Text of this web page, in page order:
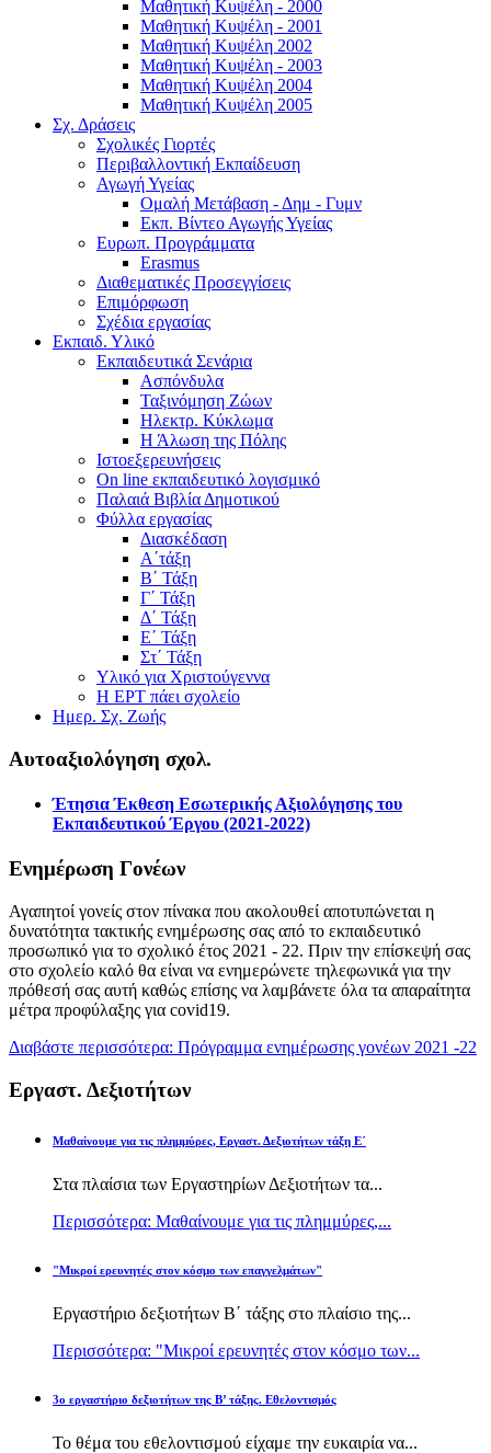
Μαθητική Κυψέλη - 2000
Μαθητική Κυψέλη - 2001
Μαθητική Κυψέλη 2002
Μαθητική Κυψέλη - 2003
Μαθητική Κυψέλη 2004
Μαθητική Κυψέλη 2005
Σχ. Δράσεις
Σχολικές Γιορτές
Περιβαλλοντική Εκπαίδευση
Αγωγή Υγείας
Ομαλή Μετάβαση - Δημ - Γυμν
Εκπ. Βίντεο Αγωγής Υγείας
Ευρωπ. Προγράμματα
Erasmus
Διαθεματικές Προσεγγίσεις
Επιμόρφωση
Σχέδια εργασίας
Εκπαιδ. Υλικό
Εκπαιδευτικά Σενάρια
Ασπόνδυλα
Ταξινόμηση Ζώων
Ηλεκτρ. Κύκλωμα
Η Άλωση της Πόλης
Ιστοεξερευνήσεις
On line εκπαιδευτικό λογισμικό
Παλαιά Βιβλία Δημοτικού
Φύλλα εργασίας
Διασκέδαση
Α΄τάξη
Β΄ Τάξη
Γ΄ Τάξη
Δ΄ Τάξη
Ε΄ Τάξη
Στ΄ Τάξη
Υλικό για Χριστούγεννα
Η ΕΡΤ πάει σχολείο
Ημερ. Σχ. Ζωής
Αυτοαξιολόγηση σχολ.
Έτησια Έκθεση Εσωτερικής Αξιολόγησης του
Εκπαιδευτικού Έργου (2021-2022)
Ενημέρωση Γονέων
Αγαπητοί γονείς στον πίνακα που ακολουθεί αποτυπώνεται η
δυνατότητα τακτικής ενημέρωσης σας από το εκπαιδευτικό
προσωπικό για το σχολικό έτος 2021 - 22. Πριν την επίσκεψή σας
στο σχολείο καλό θα είναι να ενημερώνετε τηλεφωνικά για την
πρόθεσή σας αυτή καθώς επίσης να λαμβάνετε όλα τα απαραίτητα
μέτρα προφύλαξης για covid19.
Διαβάστε περισσότερα: Πρόγραμμα ενημέρωσης γονέων 2021 -22
Εργαστ. Δεξιοτήτων
Μαθαίνουμε για τις πλημμύρες, Εργαστ. Δεξιοτήτων τάξη Ε΄
Στα πλαίσια των Εργαστηρίων Δεξιοτήτων τα...
Περισσότερα: Μαθαίνουμε για τις πλημμύρες,...
"Μικροί ερευνητές στον κόσμο των επαγγελμάτων"
Εργαστήριο δεξιοτήτων Β΄ τάξης στο πλαίσιο της...
Περισσότερα: "Μικροί ερευνητές στον κόσμο των...
3ο εργαστήριο δεξιοτήτων της Β’ τάξης. Εθελοντισμός
Το θέμα του εθελοντισμού είχαμε την ευκαιρία να...